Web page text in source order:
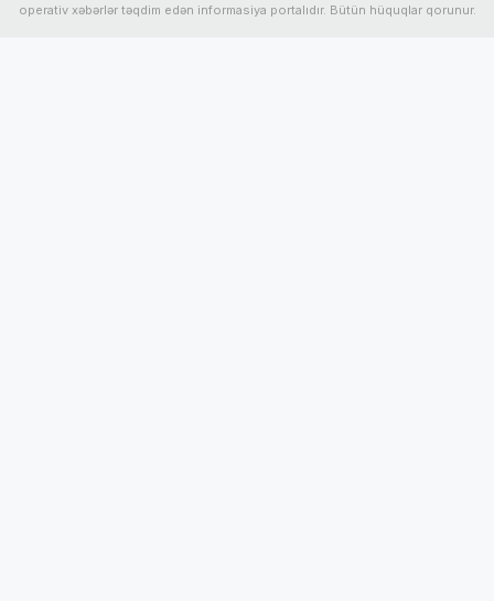
operativ xəbərlər təqdim edən informasiya portalıdır. Bütün hüquqlar qorunur.